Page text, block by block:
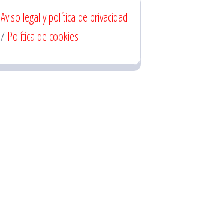
Aviso legal y política de privacidad
/ Política de cookies